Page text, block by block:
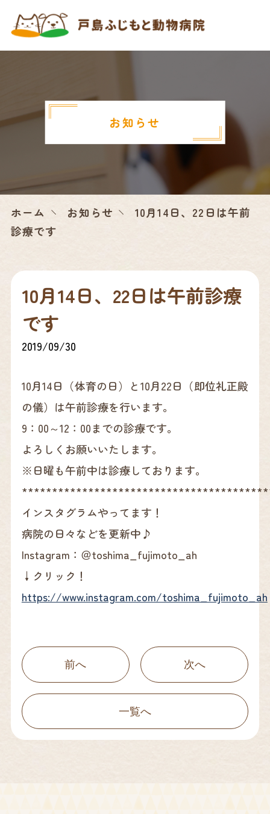
お知らせ
ホーム お知らせ
10月14日、22日は午前
診療です
10月14日、22日は午前診療
です
2019/09/30
10月14日（体育の日）と10月22日（即位礼正殿
の儀）は午前診療を行います。
9：00～12：00までの診療です。
よろしくお願いいたします。
※日曜も午前中は診療しております。
インスタグラムやってます！
病院の日々などを更新中♪
Instagram：＠toshima_fujimoto_ah
↓クリック！
https://www.instagram.com/toshima_fujimoto_ah
前へ
一覧へ
次へ